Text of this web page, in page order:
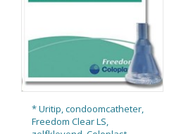
* Uritip, condoomcatheter,
Freedom Clear LS,